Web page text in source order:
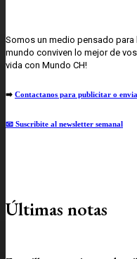
Somos un medio pensado para
mundo conviven lo mejor de
vida con Mundo CH!
➡️ Contactanos para publicitar o
📧 Suscribite al newsletter semanal
Últimas notas